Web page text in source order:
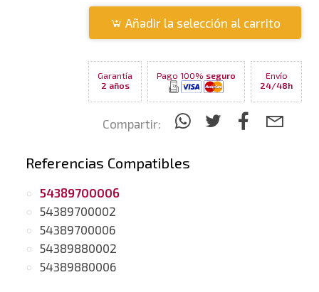
Añadir la selección al carrito
Garantía
2 años
Pago 100% seguro
Envío
24/48h
Compartir:
Referencias Compatibles
54389700006
54389700002
54389700006
54389880002
54389880006